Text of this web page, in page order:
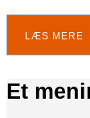
LÆS MERE
Et